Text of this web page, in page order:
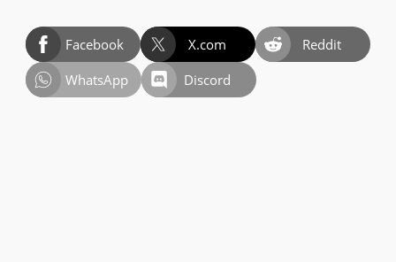
Facebook X.com
Reddit
WhatsApp
Discord